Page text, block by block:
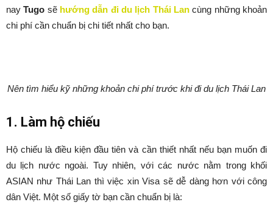
nayTugo sẽ hướng dẫn đidu lịch Thái Lan cùng những khoản
chi phí cần chuẩn bị chi tiết nhất cho bạn.
Nên tìm hiểu kỹ những khoản chi phí trước khi đi du lịch Thái Lan
1. Làm hộ chiếu
Hộ chiếu là điều kiện đầu tiên và cần thiết nhất nếu bạn muốn đi
du lịch nước ngoài. Tuy nhiên, với các nước nằm trong khối
ASIAN như Thái Lan thì việc xin Visa sẽ dễ dàng hơn với công
dân Việt. Một số giấy tờ bạn cần chuẩn bị là: